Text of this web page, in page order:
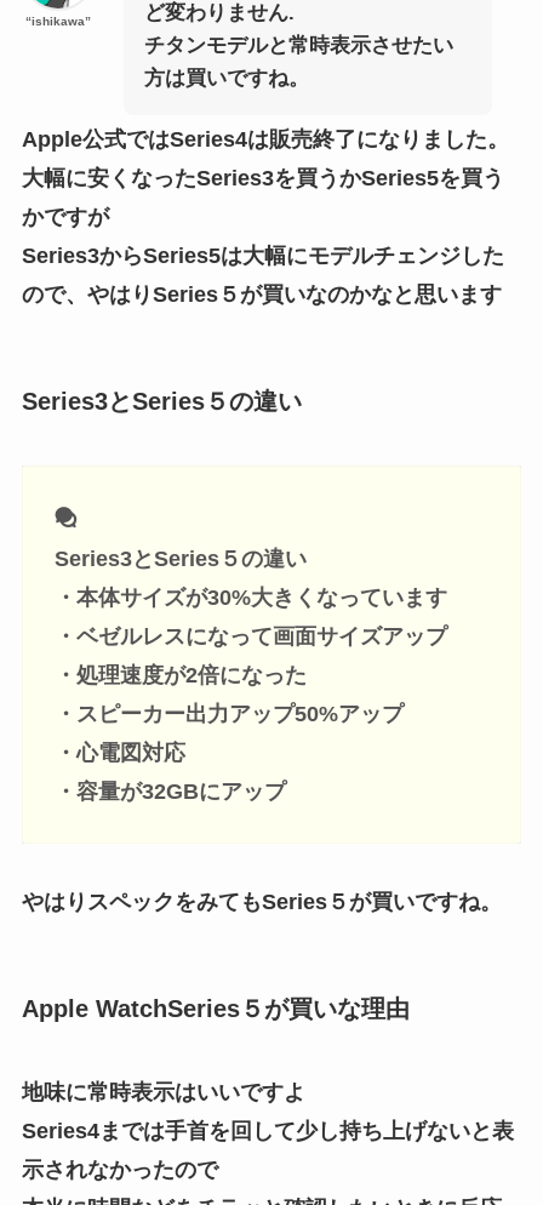
“ishikawa”
ど変わりません.
チタンモデルと常時表示させたい
方は買いですね。
Apple公式ではSeries4は販売終了になりました。
大幅に安くなったSeries3を買うかSeries5を買う
かですが
Series3からSeries5は大幅にモデルチェンジした
ので、やはりSeries５が買いなのかなと思います
Series3とSeries５の違い
Series3とSeries５の違い
・本体サイズが30%大きくなっています
・ベゼルレスになって画面サイズアップ
・処理速度が2倍になった
・スピーカー出力アップ50%アップ
・心電図対応
・容量が32GBにアップ
やはりスペックをみてもSeries５が買いですね。
Apple WatchSeries５が買いな理由
地味に常時表示はいいですよ
Series4までは手首を回して少し持ち上げないと表
示されなかったので